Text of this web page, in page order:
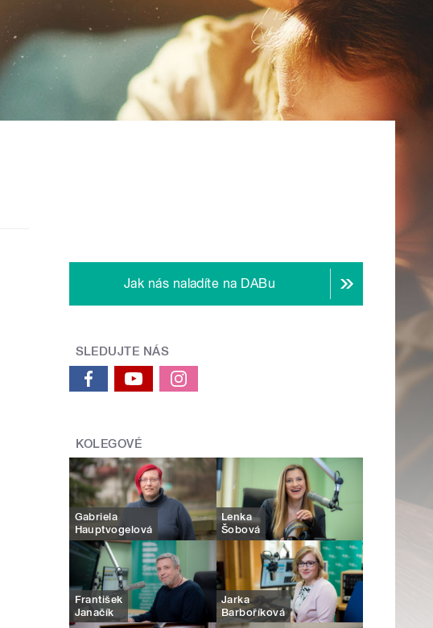
Jak nás naladíte na DABu
SLEDUJTE NÁS
KOLEGOVÉ
Gabriela
Hauptvogelová
Lenka
Šobová
František
Janačík
Jarka
Barboříková